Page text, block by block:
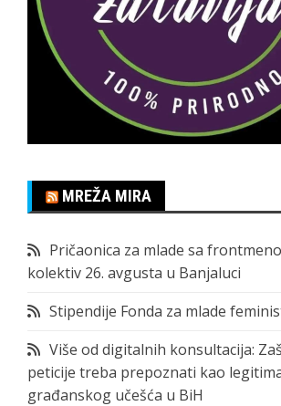
MREŽA MIRA
Pričaonica za mlade sa
kolektiv 26. avgusta u Banjaluci
Stipendije Fonda za mlade
Više od digitalnih konsultacija:
peticije treba prepoznati kao
građanskog učešća u BiH